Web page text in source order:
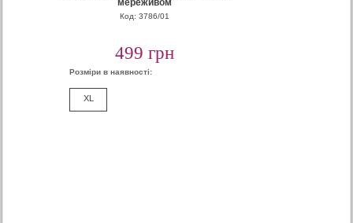
мереживом
Код: 3786/01
499 грн
Розміри в наявності:
XL